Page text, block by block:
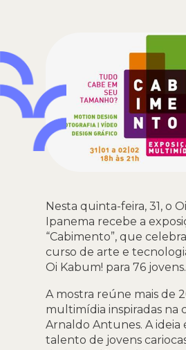
Nesta quinta-feira, 31, o
Ipanema recebe a
“Cabimento”, que
curso de arte e
Oi Kabum! para 76 jovens.
A mostra reúne mais de
multimídia inspiradas na
Arnaldo Antunes. A ideia
talento de jovens